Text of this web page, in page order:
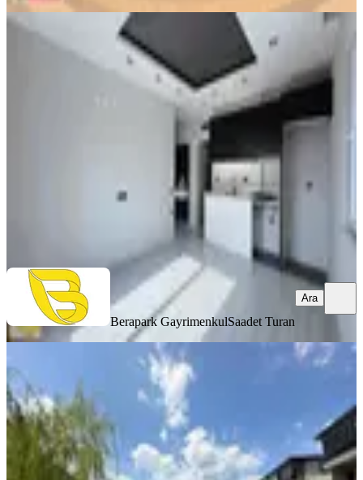
BALKONLU
Berapark'tan Atatürk Cad. Cephe
Arakat Kiralık 1+1 Daire
Döşemealtı, Bahçeyaka Mahallesi
·02.08.2026
Saadet Turan
Berapark GayrimenkulSaadet Turan
Ara
Yasinkuzu'dan Cattavilla Premium'da
Kiralık 4+1 Lüx Daire
Döşemealtı, Altınkale Mahallesi
4+1
190 m² 2. Kat·02.08.2026
65.000 ₺